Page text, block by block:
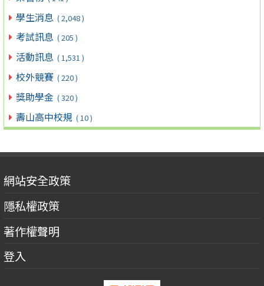
學生消息 ( 2,048 )
考試訊息 ( 205 )
活動訊息 ( 1,531 )
校外競賽 ( 220 )
獎助學金 ( 320 )
壽山高中校規 ( 10 )
網站安全政策
隱私權政策
著作權聲明
登入